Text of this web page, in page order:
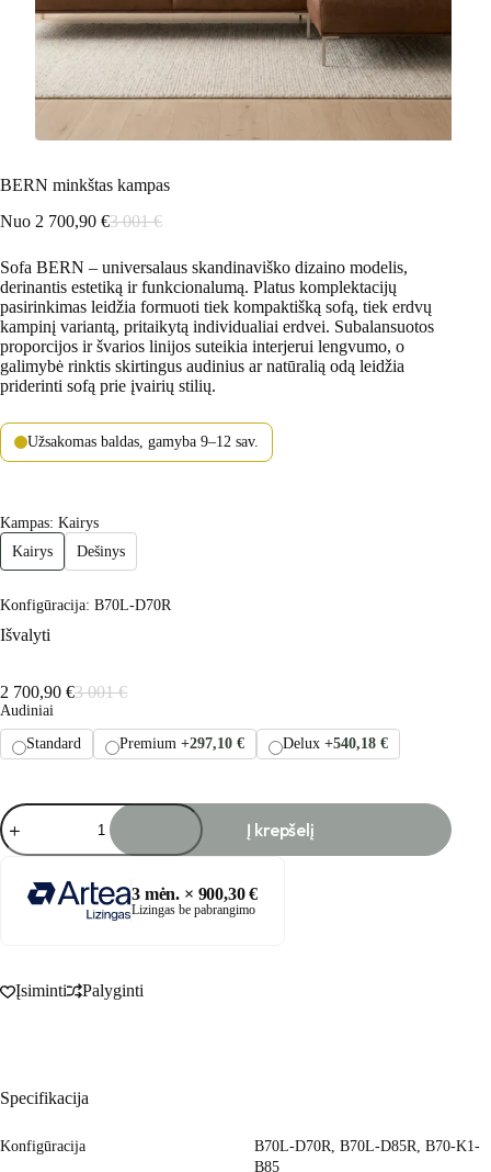
BERN minkštas kampas
Nuo 2 700,90 €3 001€
Sofa BERN – universalaus skandinaviško dizaino modelis,
derinantis estetiką ir funkcionalumą. Platus komplektacijų
pasirinkimas leidžia formuoti tiek kompaktišką sofą, tiek erdvų
kampinį variantą, pritaikytą individualiai erdvei. Subalansuotos
proporcijos ir švarios linijos suteikia interjerui lengvumo, o
galimybė rinktis skirtingus audinius ar natūralią odą leidžia
priderinti sofą prie įvairių stilių.
Užsakomas baldas, gamyba 9–12 sav.
Kampas: Kairys
Kairys
Dešinys
Konfigūracija: B70L-D70R
Išvalyti
3 001€
Original
was:
3
2 700,90 €
Current
is:
2
Audiniai
Standard
Premium +297,10 € Delux +540,18 €
produkto
kiekis:
BERN
kampas
Į krepšelį
3mėn. × 900,30 €
Lizingas be pabrangimo
Įsiminti Palyginti
Specifikacija
Konfigūracija
B70L-D70R, B70L-D85R, B70-K1-
B85